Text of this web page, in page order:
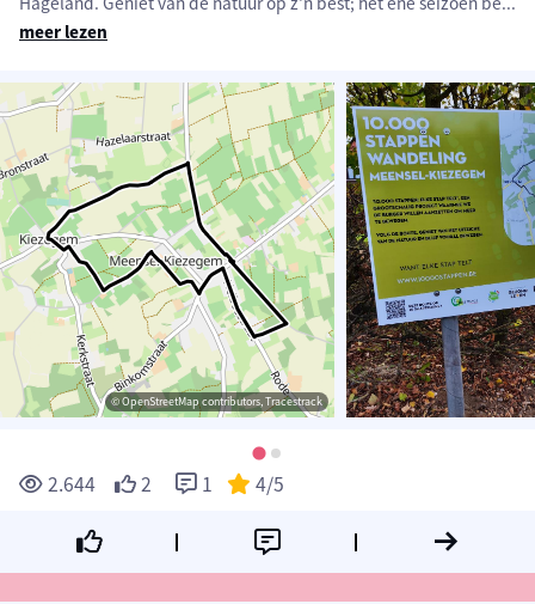
meer lezen
© OpenStreetMap contributors, Tracestrack
2.644 2 1 4/5